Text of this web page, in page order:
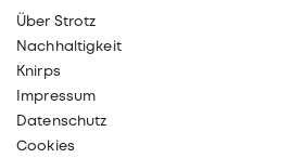
Über Strotz
Nachhaltigkeit
Knirps
Impressum
Datenschutz
Cookies